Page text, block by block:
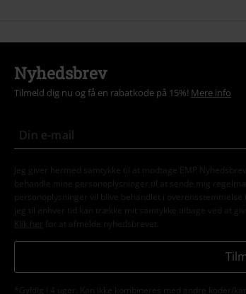
Nyhedsbrev
Tilmeld dig nu og få en rabatkode på 15%! Mere info
Jeg giver hermed samtykke til at modtage EMP
behandle mine personoplysninger til at sende mig
personoplysninger vil blive behandlet i
jeg til enhver tid kan trække mit samtykke tilbage ved at
Klik her
for at afmelde nyhedsbrevet.
*Gyldig i 4 uger. Kan ikke kombineres med andre koder/